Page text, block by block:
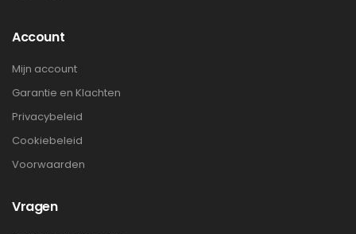
Account
Mijn account
Garantie en Klachten
Privacybeleid
Cookiebeleid
Voorwaarden
Vragen